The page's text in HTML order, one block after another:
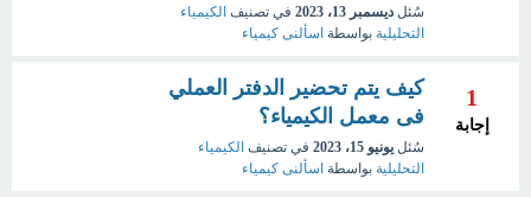
سُئل ديسمبر 13، 2023 في تصنيف الكيمياء
التحليلية بواسطة اسألنى كيمياء
1
إجابة
كيف يتم تحضير الدفتر العملي
فى معمل الكيمياء؟
سُئل يونيو 15، 2023 في تصنيف الكيمياء
التحليلية بواسطة اسألنى كيمياء